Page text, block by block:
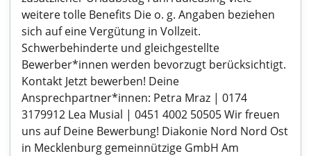
weitere tolle Benefits Die o. g. Angaben beziehen
sich auf eine Vergütung in Vollzeit.
Schwerbehinderte und gleichgestellte
Bewerber*innen werden bevorzugt berücksichtigt.
Kontakt Jetzt bewerben! Deine
Ansprechpartner*innen: Petra Mraz | 0174
3179912 Lea Musial | 0451 4002 50505 Wir freuen
uns auf Deine Bewerbung! Diakonie Nord Nord Ost
in Mecklenburg gemeinnützige GmbH Am